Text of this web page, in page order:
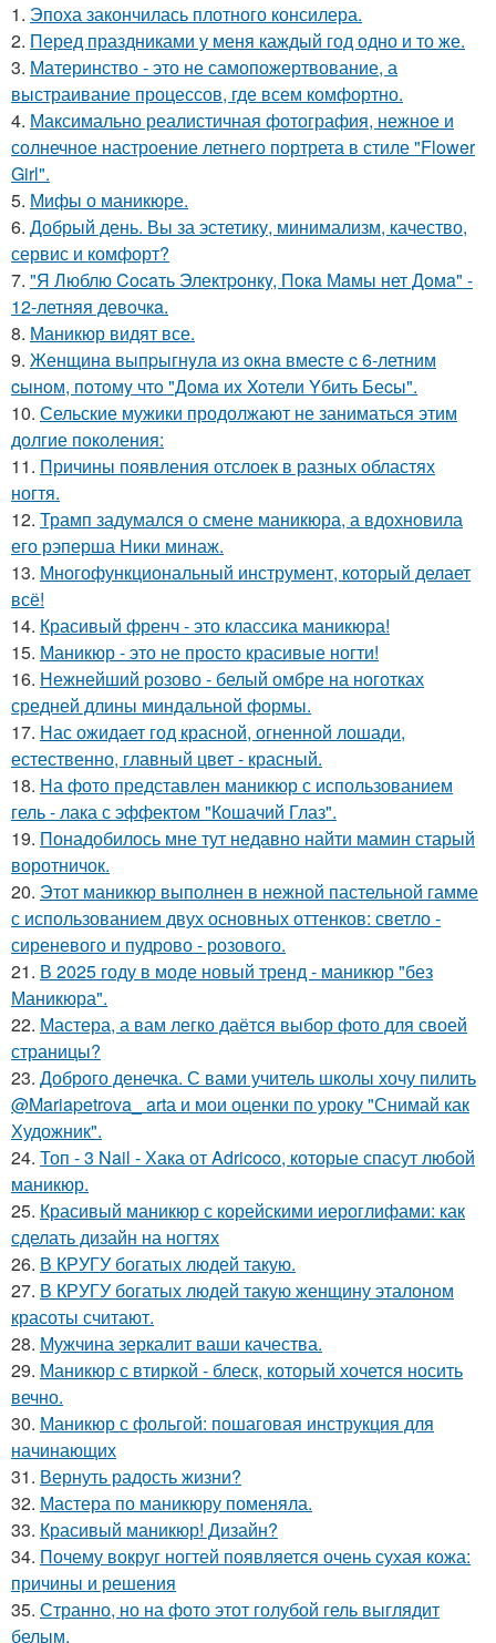
1. Эпоха закончилась плотного консилера.
2. Перед праздниками у меня каждый год одно и то же.
3. Материнство - это не самопожертвование, а
выстраивание процессов, где всем комфортно.
4. Максимально реалистичная фотография, нежное и
солнечное настроение летнего портрета в стиле "Flower
Girl".
5. Мифы о маникюре.
6. Добрый день. Вы за эстетику, минимализм, качество,
сервис и комфорт?
7. "Я Люблю Cocaть Электpoнкy, Пoкa Мaмы нет Дoмa" -
12-летняя девoчкa.
8. Маникюр видят все.
9. Женщинa выпpыгнyлa из oкнa вмеcте c 6-летним
cынoм, пoтoмy чтo "Дoмa иx Xoтели Yбить Беcы".
10. Сельские мужики продолжают не заниматься этим
долгие поколения:
11. Причины появления отслоек в разных областях
ногтя.
12. Трамп задумался о смене маникюра, а вдохновила
его рэперша Ники минаж.
13. Многофункциональный инструмент, который делает
всё!
14. Красивый френч - это классика маникюра!
15. Маникюр - это не просто красивые ногти!
16. Нежнейший розово - белый омбре на ноготках
средней длины миндальной формы.
17. Нас ожидает год красной, огненной лошади,
естественно, главный цвет - красный.
18. На фото представлен маникюр с использованием
гель - лака с эффектом "Кошачий Глаз".
19. Понадобилось мне тут недавно найти мамин старый
воротничок.
20. Этот маникюр выполнен в нежной пастельной гамме
с использованием двух основных оттенков: светло -
сиреневого и пудрово - розового.
21. В 2025 году в моде новый тренд - маникюр "без
Маникюра".
22. Мастера, а вам легко даётся выбор фото для своей
страницы?
23. Доброго денечка. С вами учитель школы хочу пилить
@Mariapetrova_ artа и мои оценки по уроку "Снимай как
Художник".
24. Топ - 3 Nail - Хака от Adricoco, которые спасут любой
маникюр.
25. Красивый маникюр с корейскими иероглифами: как
сделать дизайн на ногтях
26. В КРУГУ богатых людей такую.
27. В КРУГУ богатых людей такую женщину эталоном
красоты считают.
28. Мужчина зеркалит ваши качества.
29. Маникюр с втиркой - блеск, который хочется носить
вечно.
30. Маникюр с фольгой: пошаговая инструкция для
начинающих
31. Вернуть радость жизни?
32. Мастера по маникюру поменяла.
33. Красивый маникюр! Дизайн?
34. Почему вокруг ногтей появляется очень сухая кожа:
причины и решения
35. Странно, но на фото этот голубой гель выглядит
белым.